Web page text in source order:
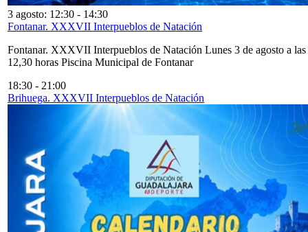
3 agosto: 12:30 - 14:30
Fontanar. XXXVII Interpueblos de Natación
Fontanar. XXXVII Interpueblos de Natación Lunes 3 de agosto a las
12,30 horas Piscina Municipal de Fontanar
18:30 - 21:00
Brihuega. XXXVII Interpueblos de Natación